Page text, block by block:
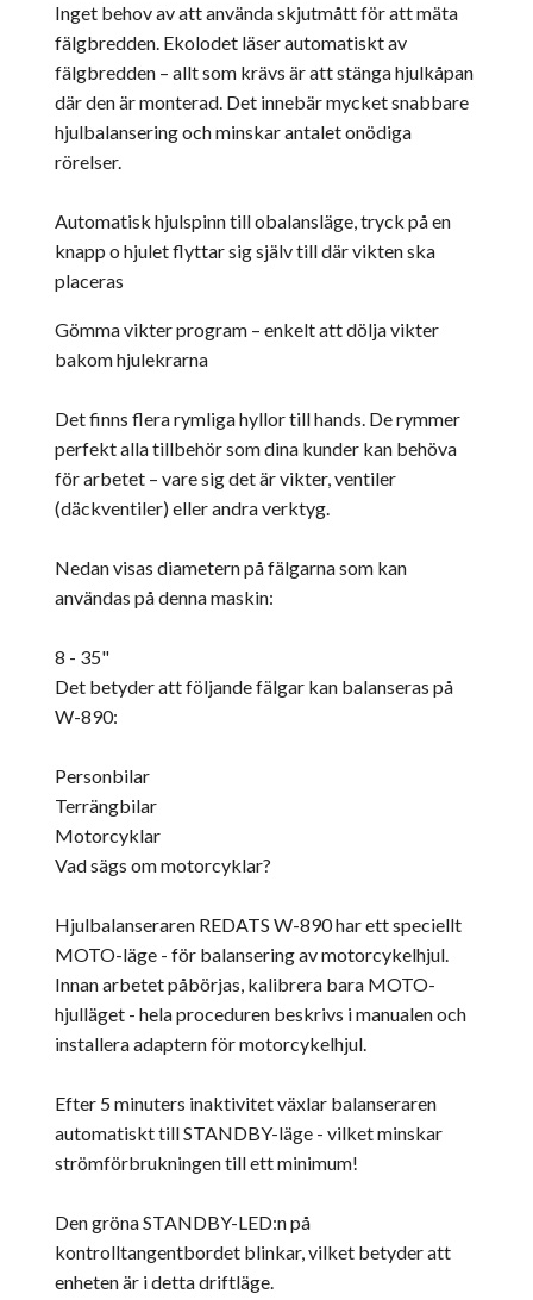
Inget behov av att använda skjutmått för att mäta
fälgbredden. Ekolodet läser automatiskt av
fälgbredden – allt som krävs är att stänga hjulkåpan
där den är monterad. Det innebär mycket snabbare
hjulbalansering och minskar antalet onödiga
rörelser.
Automatisk hjulspinn till obalansläge, tryck på en
knapp o hjulet flyttar sig själv till där vikten ska
placeras
Gömma vikter program – enkelt att dölja vikter
bakom hjulekrarna
Det finns flera rymliga hyllor till hands. De rymmer
perfekt alla tillbehör som dina kunder kan behöva
för arbetet – vare sig det är vikter, ventiler
(däckventiler) eller andra verktyg.
Nedan visas diametern på fälgarna som kan
användas på denna maskin:
8 - 35"
Det betyder att följande fälgar kan balanseras på
W-890:
Personbilar
Terrängbilar
Motorcyklar
Vad sägs om motorcyklar?
Hjulbalanseraren REDATS W-890 har ett speciellt
MOTO-läge - för balansering av motorcykelhjul.
Innan arbetet påbörjas, kalibrera bara MOTO-
hjulläget - hela proceduren beskrivs i manualen och
installera adaptern för motorcykelhjul.
Efter 5 minuters inaktivitet växlar balanseraren
automatiskt till STANDBY-läge - vilket minskar
strömförbrukningen till ett minimum!
Den gröna STANDBY-LED:n på
kontrolltangentbordet blinkar, vilket betyder att
enheten är i detta driftläge.